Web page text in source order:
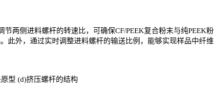
节两侧进料螺杆的转速比，可确保CF/PEEK复合粉末与纯PEEK粉
此外，通过实时调整进料螺杆的输送比例，能够实现样品中纤维
型 (d)挤压螺杆的结构